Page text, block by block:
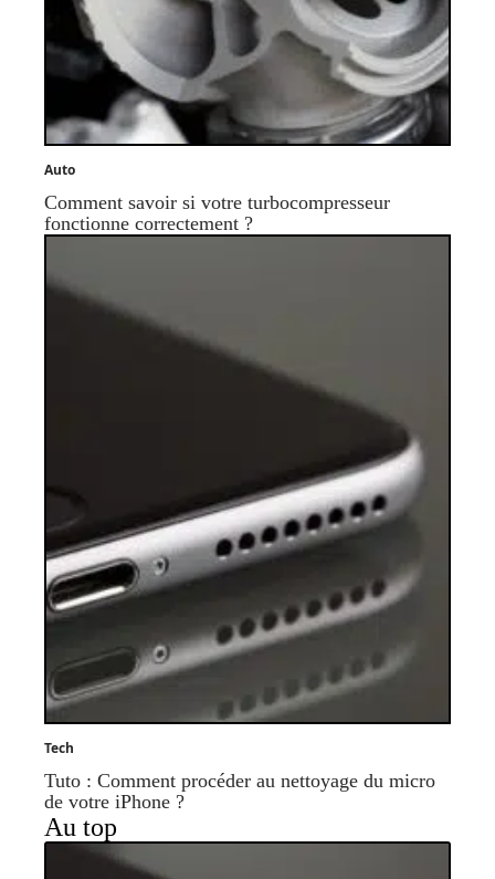
Auto
Comment savoir si votre turbocompresseur
fonctionne correctement ?
Tech
Tuto : Comment procéder au nettoyage du micro
de votre iPhone ?
Au top